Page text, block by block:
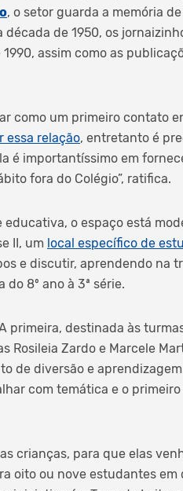
, o setor guarda a memória
de 1950, os
assim como as
como um primeiro contato
essa relação, entretanto é
é importantíssimo em
fora do Colégio”, ratifica.
o espaço está
II, um local específico de
e discutir, aprendendo na
8º ano à 3ª série.
destinada às turmas
Rosileia Zardo e Marcele
de diversão e
com temática e o
crianças, para que elas
oito ou nove estudantes em